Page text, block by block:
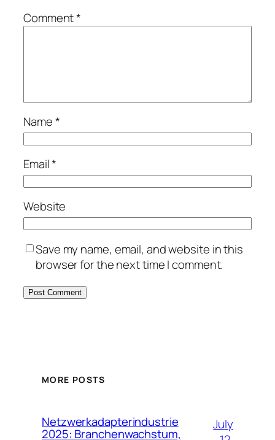
Comment*
Name*
Email*
Website
Save my name, email, and website in this
browser for the next time I comment.
MORE POSTS
Netzwerkadapterindustrie
2025: Branchenwachstum,
July